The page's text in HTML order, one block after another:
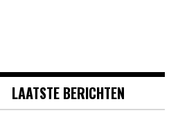
LAATSTE BERICHTEN